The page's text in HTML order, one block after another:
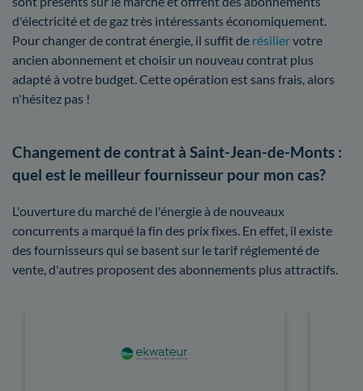
d'électricité et de gaz très intéressants économiquement.
Pour changer de contrat énergie, il suffit de résiliervotre
ancien abonnement et choisir un nouveau contrat plus
adapté à votre budget. Cette opération est sans frais, alors
n'hésitez pas !
Changement de contrat à Saint-Jean-de-Monts :
quel est le meilleur fournisseur pour mon cas?
L'ouverture du marché de l'énergie à de nouveaux
concurrents a marqué la fin des prix fixes. En effet, il existe
des fournisseurs qui se basent sur le tarif réglementé de
vente, d'autres proposent des abonnements plus attractifs.